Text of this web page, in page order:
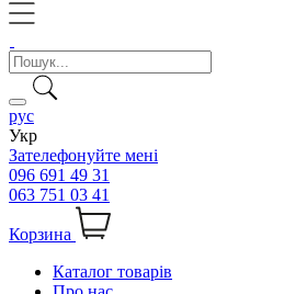
рус
Укр
Зателефонуйте мені
096 691 49 31
063 751 03 41
Корзина
Каталог товарів